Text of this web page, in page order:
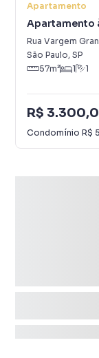
Apartamento
Apartamento
Rua Vargem
São Paulo, SP
57m² 1 1
R$
Condomínio R$